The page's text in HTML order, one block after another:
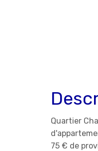
Quartier
75 € de